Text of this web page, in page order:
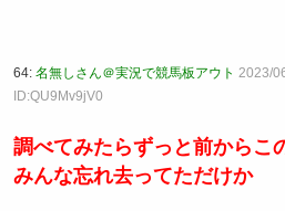
64: 名無しさん＠実況で競馬板アウト 2023/
ID:QU9Mv9jV0
調べてみたらずっと前からこ
みんな忘れ去ってただけか